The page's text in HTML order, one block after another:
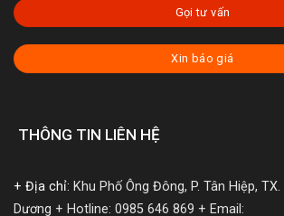
Gọi tư vấn
Xin báo giá
THÔNG TIN LIÊN HỆ
+ Địa chỉ: Khu Phố Ông Đông, P. Tân Hiệp,
Dương + Hotline: 0985 646 869 + Email: